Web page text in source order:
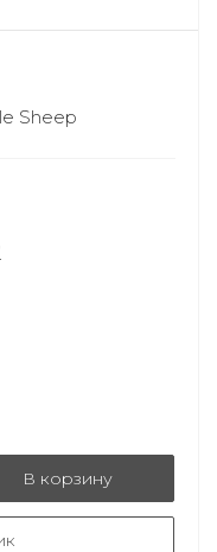
Sheep
В корзину